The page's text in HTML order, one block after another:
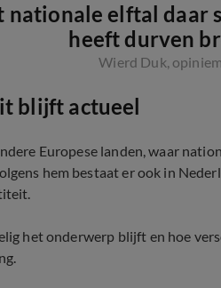
nationale elftal daar
heeft durven
Wierd Duk,
blijft actueel
Europese landen, waar
hem bestaat er ook in
het onderwerp blijft en hoe